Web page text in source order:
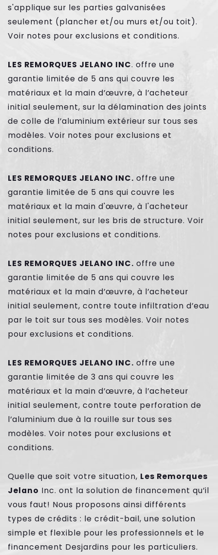
s'applique sur les parties galvanisées
seulement (plancher et/ou murs et/ou toit).
Voir notes pour exclusions et conditions.
LES REMORQUES JELANO INC. offre une
garantie limitée de 5 ans qui couvre les
matériaux et la main d’œuvre, à l’acheteur
initial seulement, sur la délamination des joints
de colle de l’aluminium extérieur sur tous ses
modèles. Voir notes pour exclusions et
conditions.
LES REMORQUES JELANO INC. offre une
garantie limitée de 5 ans qui couvre les
matériaux et la main d'œuvre, à l'acheteur
initial seulement, sur les bris de structure. Voir
notes pour exclusions et conditions.
LES REMORQUES JELANO INC. offre une
garantie limitée de 5 ans qui couvre les
matériaux et la main d’œuvre, à l’acheteur
initial seulement, contre toute infiltration d’eau
par le toit sur tous ses modèles. Voir notes
pour exclusions et conditions.
LES REMORQUES JELANO INC. offre une
garantie limitée de 3 ans qui couvre les
matériaux et la main d’œuvre, à l’acheteur
initial seulement, contre toute perforation de
l’aluminium due à la rouille sur tous ses
modèles. Voir notes pour exclusions et
conditions.
Quelle que soit votre situation, Les Remorques
Jelano Inc. ont la solution de financement qu’il
vous faut! Nous proposons ainsi différents
types de crédits : le crédit-bail, une solution
simple et flexible pour les professionnels et le
financement Desjardins pour les particuliers.